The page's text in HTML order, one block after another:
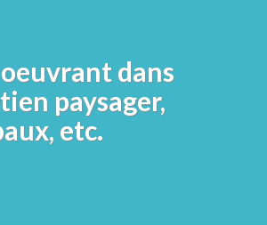
dans
paysager,
etc.